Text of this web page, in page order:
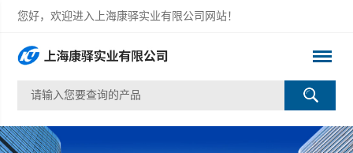
您好，欢迎进入上海康驿实业有限公司网站！